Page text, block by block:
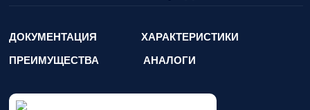
ДОКУМЕНТАЦИЯ
ХАРАКТЕРИСТИКИ
ПРЕИМУЩЕСТВА
АНАЛОГИ